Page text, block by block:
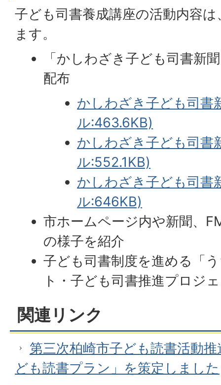
子ども司書養成講座の活動内容
ます。
「かしわざき子ども司書新
配布
かしわざき子ども司書
ル:463.6KB)
かしわざき子ども司書
ル:552.1KB)
かしわざき子ども司書
ル:646KB)
市ホームページ内や新聞、
の様子を紹介
子ども司書制度を進める「
ト・子ども司書推進プロジ
関連リンク
第三次柏崎市子ども読書活動
ども読書プラン」を策定しました